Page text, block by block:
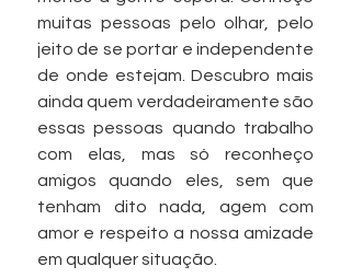
muitas pessoas pelo olhar, pelo
jeito de se portar e independente
de onde estejam. Descubro mais
ainda quem verdadeiramente são
essas pessoas quando trabalho
com elas, mas só reconheço
amigos quando eles, sem que
tenham dito nada, agem com
amor e respeito a nossa amizade
em qualquer situação.